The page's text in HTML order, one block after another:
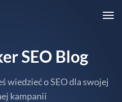
SEO Blog
wiedzieć o SEO dla swojej
kampanii